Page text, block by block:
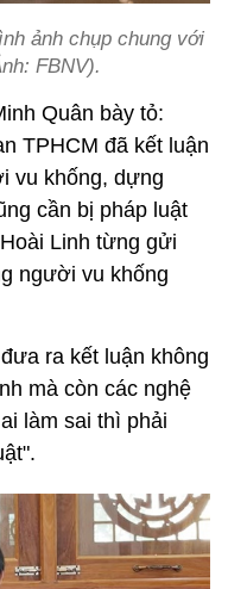
ảnh chụp chung với
FBNV).
Quân bày tỏ:
TPHCM đã kết luận
vu khống, dựng
cần bị pháp luật
Linh từng gửi
người vu khống
ra kết luận không
mà còn các nghệ
làm sai thì phải